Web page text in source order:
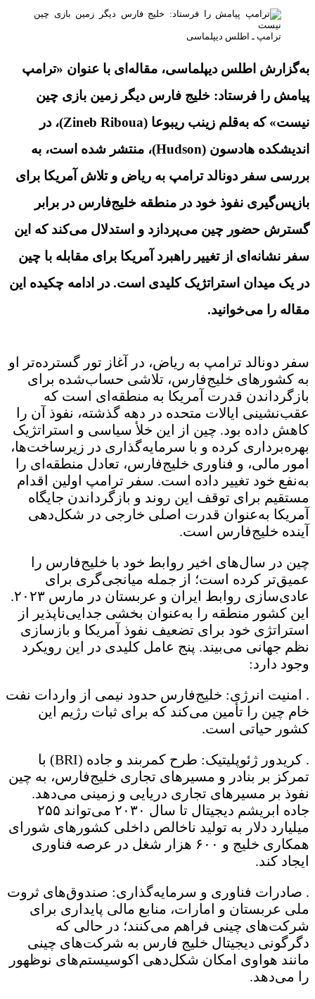
ترامپ ـ اطلس دیپلماسی
به‌گزارش اطلس دیپلماسی، مقاله‌ای با عنوان «ترامپ
پیامش را ‌فرستاد: خلیج فارس دیگر زمین بازی چین
نیست» که به‌قلم زینب ریبوعا (Zineb Riboua)، در
اندیشکده هادسون (Hudson)، منتشر شده است، به
بررسی سفر دونالد ترامپ به ریاض و تلاش آمریکا برای
بازپس‌گیری نفوذ خود در منطقه خلیج‌فارس در برابر
گسترش حضور چین می‌پردازد و استدلال می‌کند که این
سفر نشانه‌ای از تغییر راهبرد آمریکا برای مقابله با چین
در یک میدان استراتژیک کلیدی است. در ادامه چکیده این
مقاله را می‌خوانید.
سفر دونالد ترامپ به ریاض، در آغاز تور گسترده‌تر او
به کشورهای خلیج‌فارس، تلاشی حساب‌شده برای
بازگرداندن قدرت آمریکا به منطقه‌ای است که
عقب‌نشینی ایالات متحده در دهه گذشته، نفوذ آن را
کاهش داده بود. چین از این خلأ سیاسی و استراتژیک
بهره‌برداری کرده و با سرمایه‌گذاری در زیرساخت‌ها،
امور مالی، و فناوری خلیج‌فارس، تعادل منطقه‌ای را
به‌نفع خود تغییر داده است. سفر ترامپ اولین اقدام
مستقیم برای توقف این روند و بازگرداندن جایگاه
آمریکا به‌عنوان قدرت اصلی خارجی در شکل‌دهی
آینده خلیج‌فارس است.
چین در سال‌های اخیر روابط خود با خلیج‌فارس را
عمیق‌تر کرده است؛ از جمله میانجی‌گری برای
عادی‌سازی روابط ایران و عربستان در مارس ۲۰۲۳.
این کشور منطقه را به‌عنوان بخشی جدایی‌ناپذیر از
استراتژی خود برای تضعیف نفوذ آمریکا و بازسازی
نظم جهانی می‌بیند. پنج عامل کلیدی در این رویکرد
وجود دارد:
. امنیت انرژی: خلیج‌فارس حدود نیمی از واردات نفت
خام چین را تأمین می‌کند که برای ثبات رژیم این
کشور حیاتی است.
. کریدور ژئوپلیتیک: طرح کمربند و جاده (BRI) با
تمرکز بر بنادر و مسیرهای تجاری خلیج‌فارس، به چین
نفوذ بر مسیرهای تجاری دریایی و زمینی می‌دهد.
جاده ابریشم دیجیتال تا سال ۲۰۳۰ می‌تواند ۲۵۵
میلیارد دلار به تولید ناخالص داخلی کشورهای شورای
همکاری خلیج و ۶۰۰ هزار شغل در عرصه فناوری
ایجاد کند.
. صادرات فناوری و سرمایه‌گذاری: صندوق‌های ثروت
ملی عربستان و امارات، منابع مالی پایداری برای
شرکت‌های چینی فراهم می‌کنند؛ در حالی که
دگرگونی دیجیتال خلیج‌ فارس به شرکت‌های چینی
مانند هواوی امکان شکل‌دهی اکوسیستم‌های نوظهور
را می‌دهد.